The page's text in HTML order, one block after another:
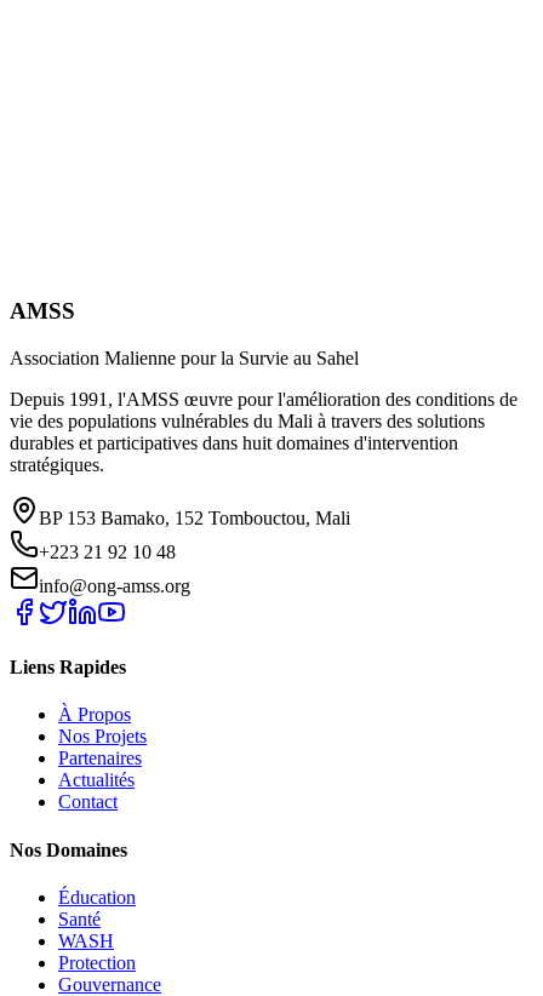
AMSS
Association Malienne pour la Survie au Sahel
Depuis 1991, l'AMSS œuvre pour l'amélioration des conditions de
vie des populations vulnérables du Mali à travers des solutions
durables et participatives dans huit domaines d'intervention
stratégiques.
BP 153 Bamako, 152 Tombouctou, Mali
+223 21 92 10 48
info@ong-amss.org
Liens Rapides
À Propos
Nos Projets
Partenaires
Actualités
Contact
Nos Domaines
Éducation
Santé
WASH
Protection
Gouvernance